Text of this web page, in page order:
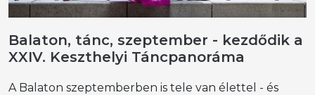
Balaton, tánc, szeptember - kezdődik a
XXIV. Keszthelyi Táncpanoráma
A Balaton szeptemberben is tele van élettel - és